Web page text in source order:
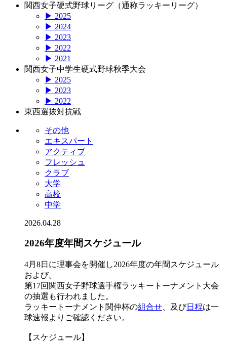
関西女子硬式野球リーグ（通称ラッキーリーグ）
▶ 2025
▶ 2024
▶ 2023
▶ 2022
▶ 2021
関西女子中学生硬式野球秋季大会
▶ 2025
▶ 2023
▶ 2022
東西選抜対抗戦
その他
エキスパート
アクティブ
フレッシュ
クラブ
大学
高校
中学
2026.04.28
2026年度年間スケジュール
4月8日に理事会を開催し2026年度の年間スケジュール
および。
第17回関西女子野球選手権ラッキートーナメント大会
の抽選も行われました。
ラッキートーナメント関仲杯の組合せ 、及び日程は一
球速報よりご確認ください。
【スケジュール】